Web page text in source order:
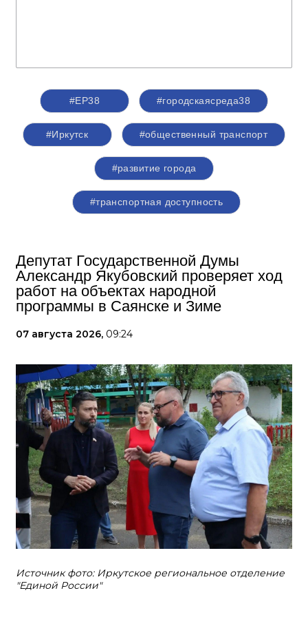
#ЕР38 #городскаясреда38
#Иркутск #общественный транспорт
#развитие города
#транспортная доступность
Депутат Государственной Думы
Александр Якубовский проверяет ход
работ на объектах народной
программы в Саянске и Зиме
07 августа 2026, 09:24
Источник фото: Иркутское региональное отделение
"Единой России"